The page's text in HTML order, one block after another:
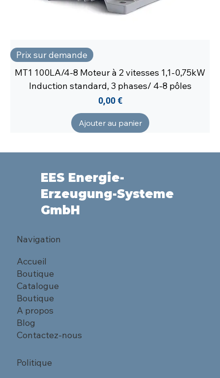
Prix sur demande
MT1 100LA/4-8 Moteur à 2 vitesses 1,1-0,75kW
Induction standard, 3 phases/ 4-8 pôles
Prix
0,00 €
Ajouter au panier
EES Energie-
Erzeugung-Systeme
GmbH
Navigation
Accueil
Boutique
Catalogue
Boutique
A propos
Blog
Contactez-nous
Politique